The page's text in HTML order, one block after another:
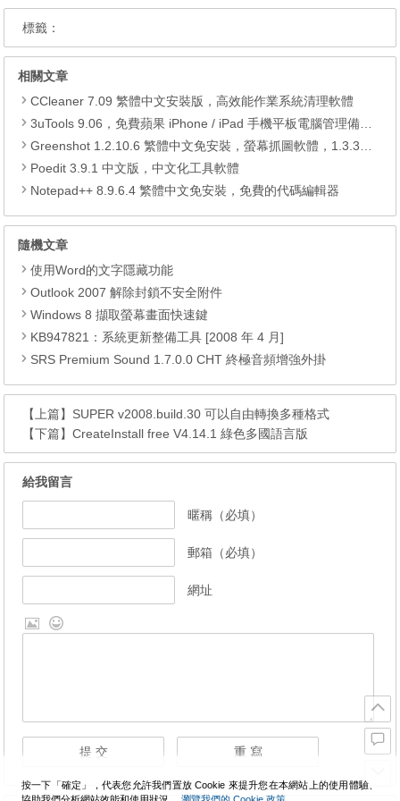
標籤：
相關文章
CCleaner 7.09 繁體中文安裝版，高效能作業系統清理軟體
3uTools 9.06，免費蘋果 iPhone / iPad 手機平板電腦管理備份還原軟體
Greenshot 1.2.10.6 繁體中文免安裝，螢幕抓圖軟體，1.3.315 安裝版
Poedit 3.9.1 中文版，中文化工具軟體
Notepad++ 8.9.6.4 繁體中文免安裝，免費的代碼編輯器
隨機文章
使用Word的文字隱藏功能
Outlook 2007 解除封鎖不安全附件
Windows 8 擷取螢幕畫面快速鍵
KB947821：系統更新整備工具 [2008 年 4 月]
SRS Premium Sound 1.7.0.0 CHT 終極音頻增強外掛
【上篇】 SUPER v2008.build.30 可以自由轉換多種格式
【下篇】CreateInstall free V4.14.1 綠色多國語言版
給我留言
暱稱（必填）
郵箱（必填）
網址
按一下「確定」，代表您允許我們置放 Cookie 來提升您在本網站上的使用體驗、